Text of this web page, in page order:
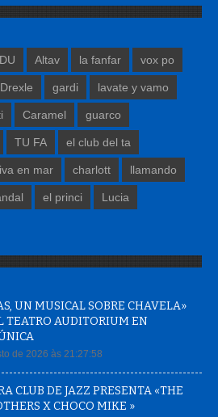
Altav la fanfar vox po
Drexle gardi lavate y vamo
Caramel guarco
TU FA el club del ta
en mar charlott llamando
el princi Lucia
UN MUSICAL SOBRE CHAVELA»
TEATRO AUDITORIUM EN
de 2026 às 21:27:58
CLUB DE JAZZ PRESENTA «THE
X CHOCO MIKE »